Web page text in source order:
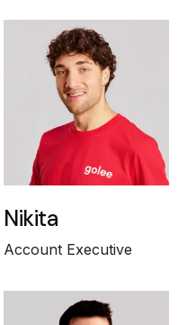
Nikita
Account Executive